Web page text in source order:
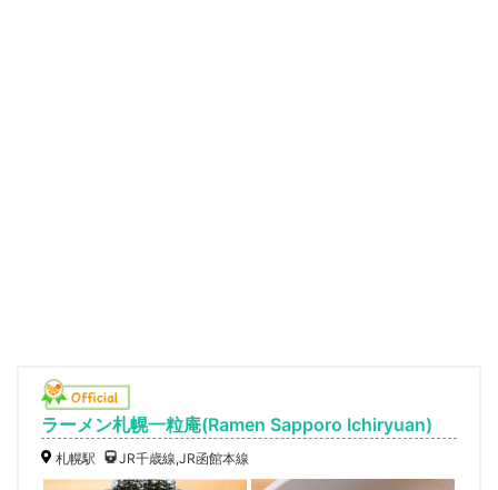
ラーメン札幌一粒庵(Ramen Sapporo Ichiryuan)
札幌駅 JR千歳線,JR函館本線